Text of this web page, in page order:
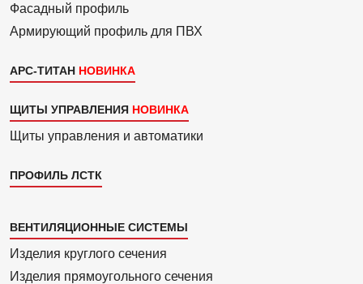
Фасадный профиль
Армиру­ю­щий профиль для ПВХ
АРС-ТИТАН
ЩИТЫ УПРАВЛЕНИЯ
Щиты управления и автоматики
ПРОФИЛЬ ЛСТК
Каталог
4
ВЕНТИЛЯЦИОННЫЕ СИСТЕМЫ
Изделия круглого сечения
Изделия прямоуголь­ного сечения